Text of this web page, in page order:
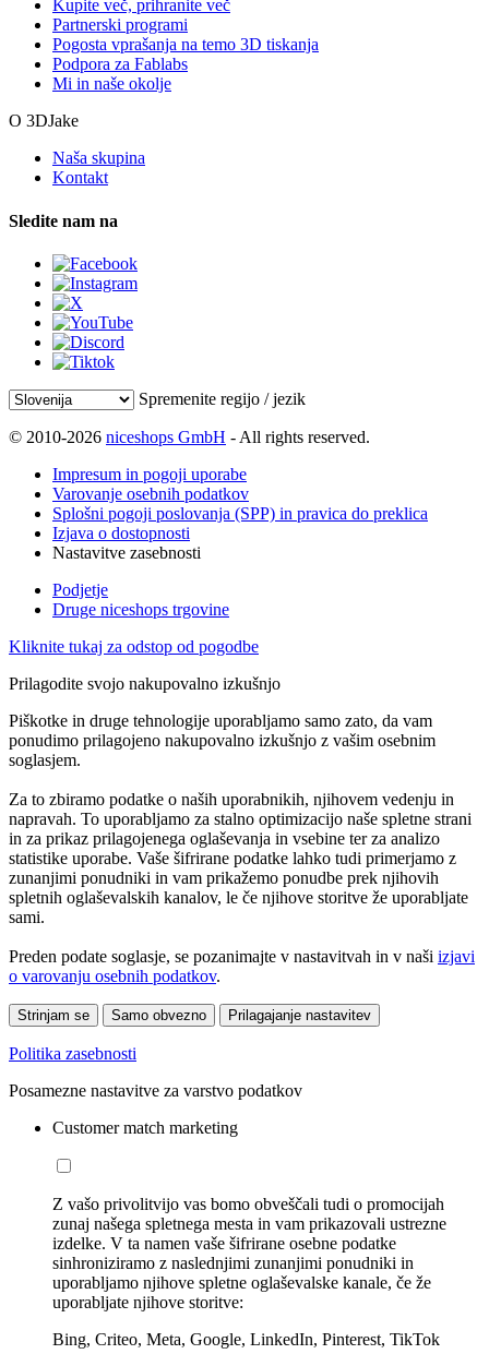
Kupite več, prihranite več
Partnerski programi
Pogosta vprašanja na temo 3D tiskanja
Podpora za Fablabs
Mi in naše okolje
O 3DJake
Naša skupina
Kontakt
Sledite nam na
Spremenite regijo / jezik
© 2010-2026 niceshops GmbH - All rights reserved.
Impresum in pogoji uporabe
Varovanje osebnih podatkov
Splošni pogoji poslovanja (SPP) in pravica do preklica
Izjava o dostopnosti
Nastavitve zasebnosti
Podjetje
Druge niceshops trgovine
Kliknite tukaj za odstop od pogodbe
Prilagodite svojo nakupovalno izkušnjo
Piškotke in druge tehnologije uporabljamo samo zato, da vam
ponudimo prilagojeno nakupovalno izkušnjo z vašim osebnim
soglasjem.
Za to zbiramo podatke o naših uporabnikih, njihovem vedenju in
napravah. To uporabljamo za stalno optimizacijo naše spletne strani
in za prikaz prilagojenega oglaševanja in vsebine ter za analizo
statistike uporabe. Vaše šifrirane podatke lahko tudi primerjamo z
zunanjimi ponudniki in vam prikažemo ponudbe prek njihovih
spletnih oglaševalskih kanalov, le če njihove storitve že uporabljate
sami.
Preden podate soglasje, se pozanimajte v nastavitvah in v naši izjavi
o varovanju osebnih podatkov.
Strinjam se Samo obvezno Prilagajanje nastavitev
Politika zasebnosti
Posamezne nastavitve za varstvo podatkov
Customer match marketing
Z vašo privolitvijo vas bomo obveščali tudi o promocijah
zunaj našega spletnega mesta in vam prikazovali ustrezne
izdelke. V ta namen vaše šifrirane osebne podatke
sinhroniziramo z naslednjimi zunanjimi ponudniki in
uporabljamo njihove spletne oglaševalske kanale, če že
uporabljate njihove storitve:
Bing, Criteo, Meta, Google, LinkedIn, Pinterest, TikTok